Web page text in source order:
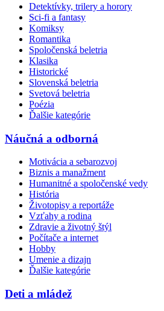
Detektívky, trilery a horory
Sci-fi a fantasy
Komiksy
Romantika
Spoločenská beletria
Klasika
Historické
Slovenská beletria
Svetová beletria
Poézia
Ďalšie kategórie
Náučná a odborná
Motivácia a sebarozvoj
Biznis a manažment
Humanitné a spoločenské vedy
História
Životopisy a reportáže
Vzťahy a rodina
Zdravie a životný štýl
Počítače a internet
Hobby
Umenie a dizajn
Ďalšie kategórie
Deti a mládež